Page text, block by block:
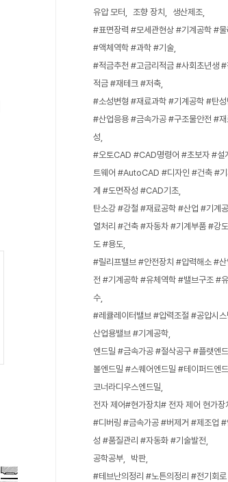
유압 모터
조향 장치
생산제조
#표면장력 #모세관현상 #기계공학 #물
#액체역학 #과학 #기술
#적금추천 #고금리적금 #사회초년생 #
적금 #재테크 #저축
#소성변형 #재료과학 #기계공학 #탄성
#산업응용 #금속가공 #구조물안전 #재
성
#오토CAD #CAD명령어 #초보자 #설
트웨어 #AutoCAD #디자인 #건축 #기
계 #도면작성 #CAD기초
탄소강 #강철 #재료공학 #산업 #기계
열처리 #건축 #자동차 #기계부품 #강
도 #용도
#릴리프밸브 #안전장치 #압력해소 #산
전 #기계공학 #유체역학 #밸브구조 #
수
#레큘레이터밸브 #압력조절 #공압시
산업용밸브 #기계공학
엔드밀 #금속가공 #절삭공구 #플랫엔
볼엔드밀 #스퀘어엔드밀 #테이퍼드엔
코너라디우스엔드밀
전자 제어#현가장치# 전자 제어 현가장
#디버링 #금속가공 #버제거 #제조업 #
성 #품질관리 #자동화 #기술발전
공학공부
박판
#테브난의정리 #노튼의정리 #전기회로